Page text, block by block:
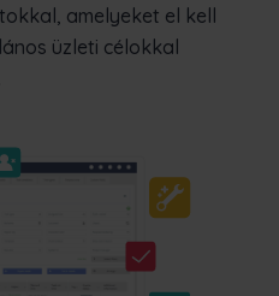
amelyeket el kell
üzleti célokkal